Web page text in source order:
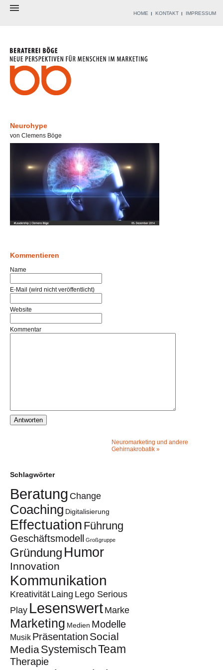
ANGEBOT
WERKZEUGKISTE
REFERENZEN
HOME KONTAKT IMPRESSUM
Neurohype
von Clemens Böge
Kommentieren
Name
E-Mail (wird nicht veröffentlicht)
Website
Kommentar
Neuromarketing und andere
Gehirnakrobatik »
Schlagwörter
Beratung Change
Coaching Digitalisierung
Effectuation Führung
Geschäftsmodell Großgruppe
Gründung Humor
Innovation
Kommunikation
KreativitätLaing Lego Serious
Play LesenswertMarke
Marketing Medien Modelle
Musik Präsentation Social
MediaSystemischTeam
Therapie